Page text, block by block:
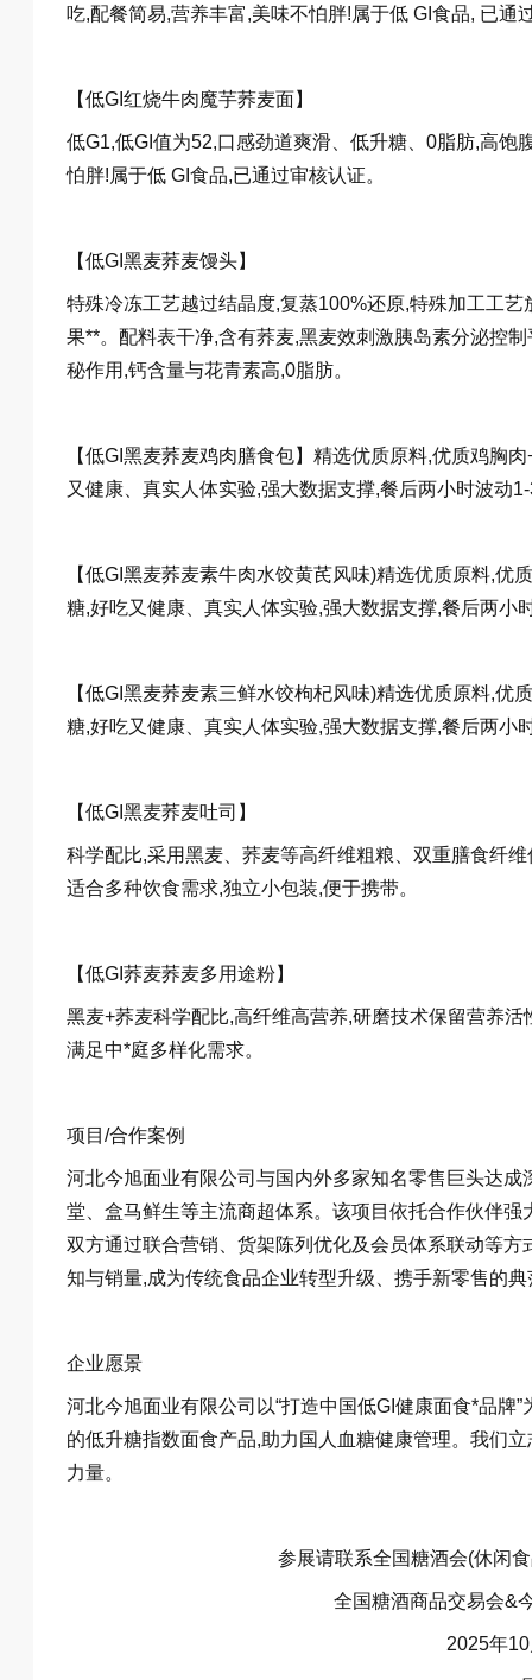
吃,配餐简易,营养丰富,美味不怕胖!属于低 GI食品, 已通
【低GI红烧牛肉魔芋荞麦面】
低G1,低GI值为52,口感劲道爽滑、低升糖、0脂肪,高
怕胖!属于低 GI食品,已通过审核认证。
【低GI黑麦荞麦馒头】
特殊冷冻工艺越过结晶度,复蒸100%还原,特殊加工工
果**。配料表干净,含有荞麦,黑麦效刺激胰岛素分泌控
秘作用,钙含量与花青素高,0脂肪。
【低GI黑麦荞麦鸡肉膳食包】精选优质原料,优质鸡胸
又健康、真实人体实验,强大数据支撑,餐后两小时波动
【低GI黑麦荞麦素牛肉水饺黄芪风味)精选优质原料,
糖,好吃又健康、真实人体实验,强大数据支撑,餐后两小
【低GI黑麦荞麦素三鲜水饺枸杞风味)精选优质原料,
糖,好吃又健康、真实人体实验,强大数据支撑,餐后两小
【低GI黑麦荞麦吐司】
科学配比,采用黑麦、荞麦等高纤维粗粮、双重膳食纤
适合多种饮食需求,独立小包装,便于携带。
【低GI荞麦荞麦多用途粉】
黑麦+荞麦科学配比,高纤维高营养,研磨技术保留营养
满足中*庭多样化需求。
项目/合作案例
河北今旭面业有限公司与国内外多家知名零售巨头达
堂、盒马鲜生等主流商超体系。该项目依托合作伙伴
双方通过联合营销、货架陈列优化及会员体系联动等
知与销量,成为传统食品企业转型升级、携手新零售的
企业愿景
河北今旭面业有限公司以“打造中国低GI健康面食*品牌
的低升糖指数面食产品,助力国人血糖健康管理。我们
力量。
参展请联系全国糖酒会(休闲
全国糖酒商品交易会&
2025年